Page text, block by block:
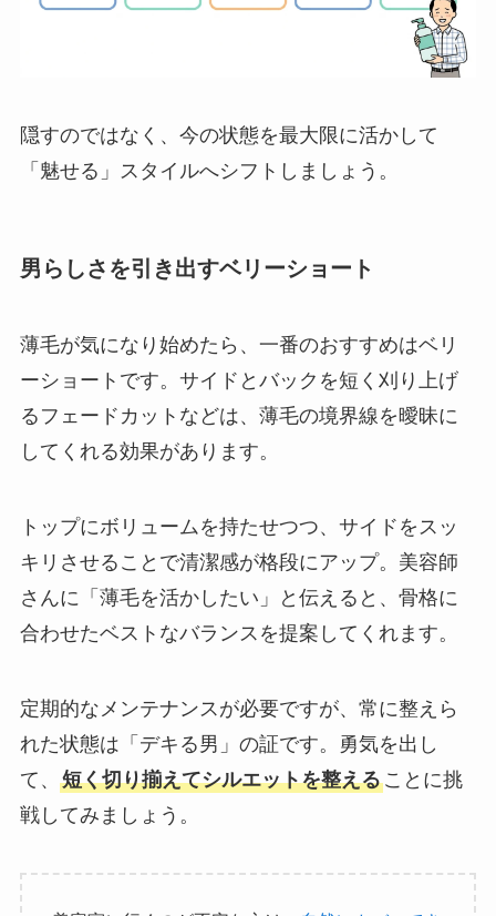
隠すのではなく、今の状態を最大限に活かして
「魅せる」スタイルへシフトしましょう。
男らしさを引き出すベリーショート
薄毛が気になり始めたら、一番のおすすめはベリ
ーショートです。サイドとバックを短く刈り上げ
るフェードカットなどは、薄毛の境界線を曖昧に
してくれる効果があります。
トップにボリュームを持たせつつ、サイドをスッ
キリさせることで清潔感が格段にアップ。美容師
さんに「薄毛を活かしたい」と伝えると、骨格に
合わせたベストなバランスを提案してくれます。
定期的なメンテナンスが必要ですが、常に整えら
れた状態は「デキる男」の証です。勇気を出し
て、 短く切り揃えてシルエットを整えることに挑
戦してみましょう。